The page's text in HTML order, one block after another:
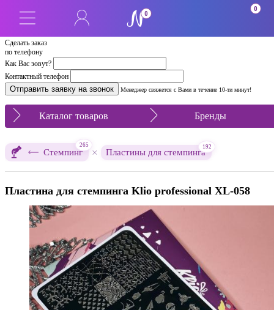
Сделать заказ
по телефону
Как Вас зовут?
Контактный телефон
Менеджер свяжется с Вами в течение 10-ти минут!
0
0
Каталог товаров Бренды
Стемпинг
265
× Пластины для стемпинга
192
Пластина для стемпинга Klio professional XL-058